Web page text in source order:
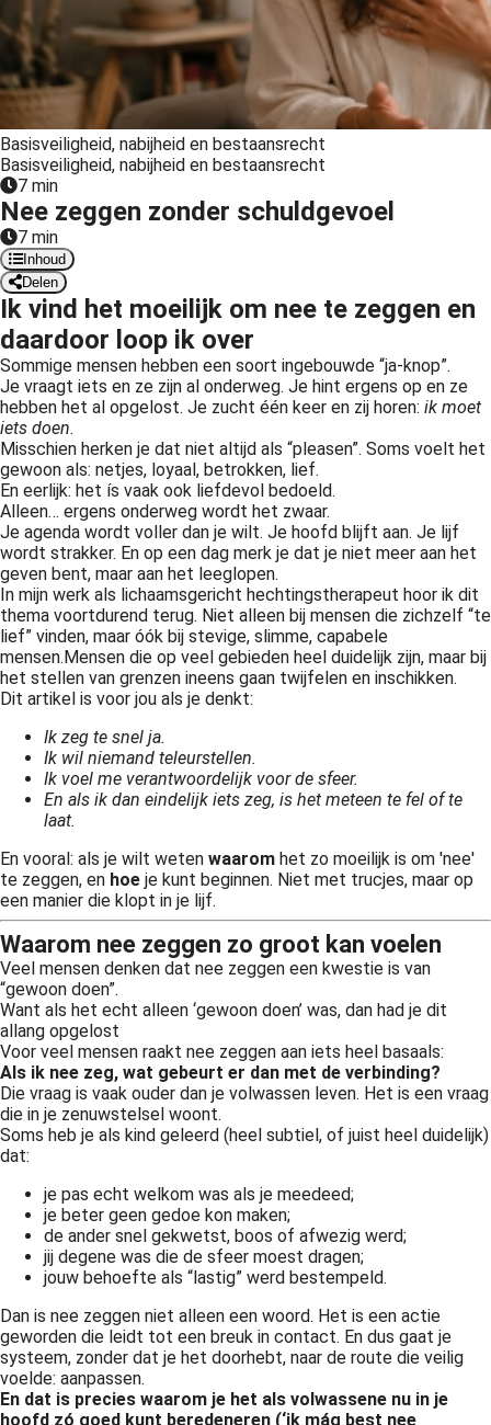
Basisveiligheid, nabijheid en bestaansrecht
Basisveiligheid, nabijheid en bestaansrecht
7 min
Nee zeggen zonder schuldgevoel
7 min
Inhoud
Delen
Ik vind het moeilijk om nee te zeggen en
daardoor loop ik over
Sommige mensen hebben een soort ingebouwde “ja-knop”.
Je vraagt iets en ze zijn al onderweg. Je hint ergens op en ze
hebben het al opgelost. Je zucht één keer en zij horen: ik moet
iets doen.
Misschien herken je dat niet altijd als “pleasen”. Soms voelt het
gewoon als: netjes, loyaal, betrokken, lief.
En eerlijk: het ís vaak ook liefdevol bedoeld.
Alleen… ergens onderweg wordt het zwaar.
Je agenda wordt voller dan je wilt. Je hoofd blijft aan. Je lijf
wordt strakker. En op een dag merk je dat je niet meer aan het
geven bent, maar aan het leeglopen.
In mijn werk als lichaamsgericht hechtingstherapeut hoor ik dit
thema voortdurend terug. Niet alleen bij mensen die zichzelf “te
lief” vinden, maar óók bij stevige, slimme, capabele
mensen.Mensen die op veel gebieden heel duidelijk zijn, maar bij
het stellen van grenzen ineens gaan twijfelen en inschikken.
Dit artikel is voor jou als je denkt:
Ik zeg te snel ja.
Ik wil niemand teleurstellen.
Ik voel me verantwoordelijk voor de sfeer.
En als ik dan eindelijk iets zeg, is het meteen te fel of te
laat.
En vooral: als je wilt weten waarom het zo moeilijk is om 'nee'
te zeggen, en hoe je kunt beginnen. Niet met trucjes, maar op
een manier die klopt in je lijf.
Waarom nee zeggen zo groot kan voelen
Veel mensen denken dat nee zeggen een kwestie is van
“gewoon doen”.
Want als het echt alleen ‘gewoon doen’ was, dan had je dit
allang opgelost
Voor veel mensen raakt nee zeggen aan iets heel basaals:
Als ik nee zeg, wat gebeurt er dan met de verbinding?
Die vraag is vaak ouder dan je volwassen leven. Het is een vraag
die in je zenuwstelsel woont.
Soms heb je als kind geleerd (heel subtiel, of juist heel duidelijk)
dat:
je pas echt welkom was als je meedeed;
je beter geen gedoe kon maken;
de ander snel gekwetst, boos of afwezig werd;
jij degene was die de sfeer moest dragen;
jouw behoefte als “lastig” werd bestempeld.
Dan is nee zeggen niet alleen een woord. Het is een actie
geworden die leidt tot een breuk in contact. En dus gaat je
systeem, zonder dat je het doorhebt, naar de route die veilig
voelde: aanpassen.
En dat is precies waarom je het als volwassene nu in je
hoofd zó goed kunt beredeneren (‘ik mág best nee
de
Hierdoor
website-
van